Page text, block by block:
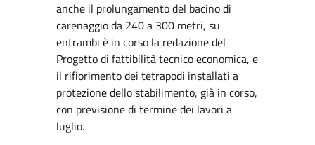
anche il prolungamento del bacino di
carenaggio da 240 a 300 metri, su
entrambi è in corso la redazione del
Progetto di fattibilità tecnico economica, e
il rifiorimento dei tetrapodi installati a
protezione dello stabilimento, già in corso,
con previsione di termine dei lavori a
luglio.